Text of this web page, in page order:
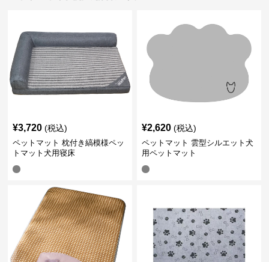
¥3,720 (税込)
ペットマット 枕付き縞模様ペッ
トマット犬用寝床
¥2,620 (税込)
ペットマット 雲型シルエット犬
用ペットマット